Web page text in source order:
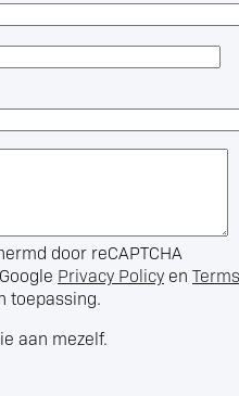
door reCAPTCHA
Privacy Policy en Terms
toepassing.
aan mezelf.